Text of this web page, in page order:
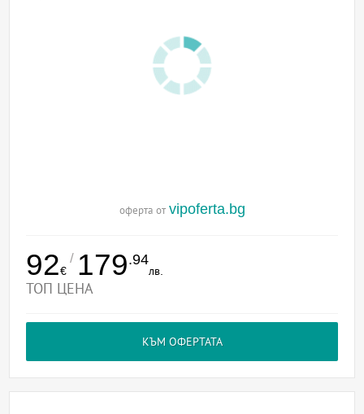
оферта от vipoferta.bg
92€
/ 179.94
лв.
ТОП ЦЕНА
КЪМ ОФЕРТАТА